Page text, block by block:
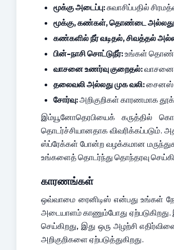
மூக்கு அடைப்பு: சுவாசிப்பதில்
மூக்கு, கண்கள், தொண்டை அல்லது
கண்களில் நீர் வடிதல், சிவத்தல்
பின்-நாசி சொட்டுநீர்: உங்கள்
வாசனை உணர்வு குறைதல்:
தலைவலி அல்லது முக வலி: சைனஸ்
சோர்வு: அறிகுறிகள் காரணமாக
இம்யூனோதெரபியைக் கருத்தில்
தொடர்ச்சியானதாக விவரிக்கப்படும்.
ஸ்ப்ரேக்கள் போன்ற வழக்கமான
உங்களைத் தொடர்ந்து தொந்தரவு
காரணங்கள்
ஒவ்வாமை ரைனிடிஸ் என்பது உங்கள்
அடையாளம் காணும்போது
செய்கிறது, இது ஒரு அழற்சி
அறிகுறிகளை ஏற்படுத்துகிறது.